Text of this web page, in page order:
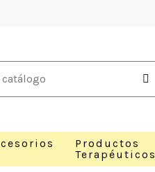
Productos
Terapéuticos